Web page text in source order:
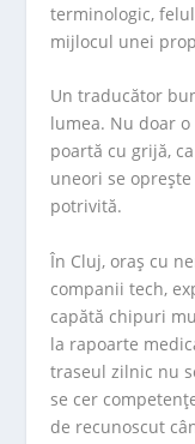
terminologic,
mijlocul unei
Un traducător
lumea. Nu doar
poartă cu grijă,
uneori se
potrivită.
În Cluj, oraș cu
companii tech,
capătă chipuri
la rapoarte
traseul zilnic nu
se cer
de recunoscut